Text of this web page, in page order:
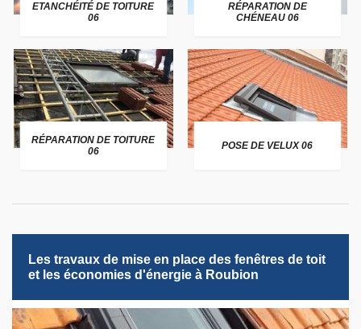
ETANCHÉITÉ DE TOITURE
06
RÉPARATION DE
CHÉNEAU 06
RÉPARATION DE TOITURE
06
POSE DE VELUX 06
Les travaux de mise en place des fenêtres de toit
et les économies d'énergie à Roubion